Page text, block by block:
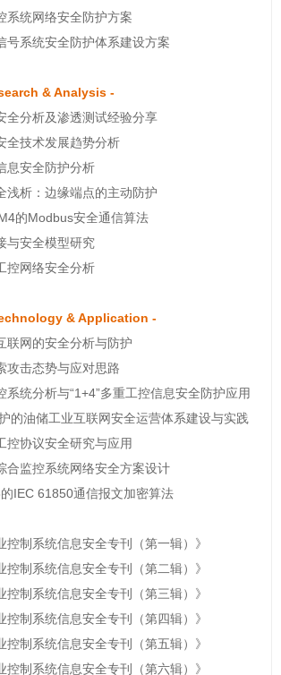
系统网络安全防护方案
号系统安全防护体系建设方案
& Analysis -
全分析及渗透测试经验分享
全技术发展趋势分析
息安全防护分析
浅析：边缘端点的主动防护
的Modbus安全通信算法
与安全模型研究
控网络安全分析
& Application -
联网的安全分析与防护
攻击态势与应对思路
系统分析与“1+4”多重工控信息安全防护应用
的油储工业互联网安全运营体系建设与实践
控协议安全研究与应用
合监控系统网络安全方案设计
IEC 61850通信报文加密算法
控制系统信息安全专刊（第一辑）》
控制系统信息安全专刊（第二辑）》
控制系统信息安全专刊（第三辑）》
控制系统信息安全专刊（第四辑）》
控制系统信息安全专刊（第五辑）》
控制系统信息安全专刊（第六辑）》